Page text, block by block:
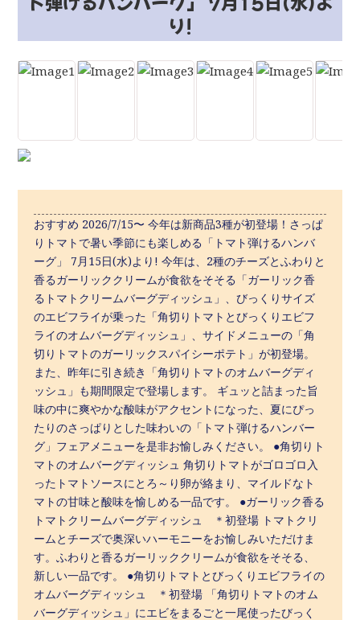
り!
おすすめ 2026/7/15〜 今年は新商品3種が初登場！さっぱ
りトマトで暑い季節にも楽しめる「トマト弾けるハンバ
ーグ」 7月15日(水)より! 今年は、2種のチーズとふわりと
香るガーリッククリームが食欲をそそる「ガーリック香
るトマトクリームバーグディッシュ」、びっくりサイズ
のエビフライが乗った「角切りトマトとびっくりエビフ
ライのオムバーグディッシュ」、サイドメニューの「角
切りトマトのガーリックスパイシーポテト」が初登場。
また、昨年に引き続き「角切りトマトのオムバーグディ
ッシュ」も期間限定で登場します。 ギュッと詰まった旨
味の中に爽やかな酸味がアクセントになった、夏にぴっ
たりのさっぱりとした味わいの「トマト弾けるハンバー
グ」フェアメニューを是非お愉しみください。 ●角切りト
マトのオムバーグディッシュ 角切りトマトがゴロゴロ入
ったトマトソースにとろ～り卵が絡まり、マイルドなト
マトの甘味と酸味を愉しめる一品です。 ●ガーリック香る
トマトクリームバーグディッシュ ＊初登場 トマトクリ
ームとチーズで奥深いハーモニーをお愉しみいただけま
す。ふわりと香るガーリッククリームが食欲をそそる、
新しい一品です。 ●角切りトマトとびっくりエビフライの
オムバーグディッシュ ＊初登場 「角切りトマトのオム
バーグディッシュ」にエビをまるごと一尾使ったびっく